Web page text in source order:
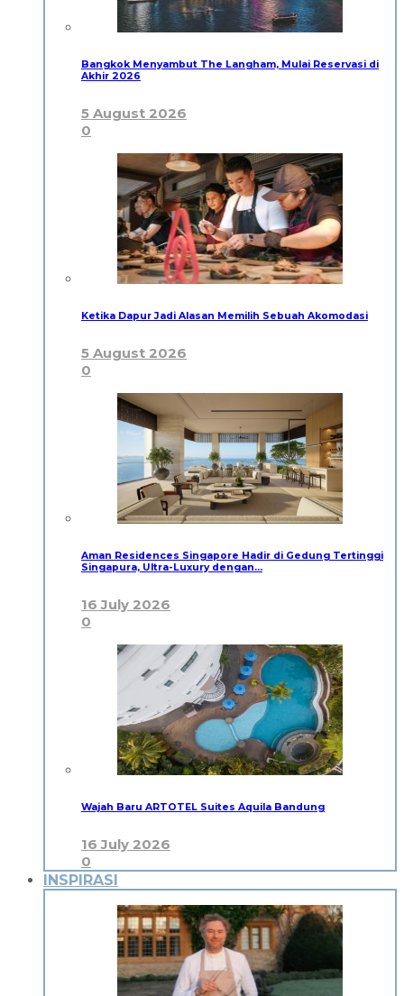
Bangkok Menyambut The Langham, Mulai Reservasi di
Akhir 2026
5 August 2026
0
Ketika Dapur Jadi Alasan Memilih Sebuah Akomodasi
5 August 2026
0
Aman Residences Singapore Hadir di Gedung Tertinggi
Singapura, Ultra-Luxury dengan…
16 July 2026
0
Wajah Baru ARTOTEL Suites Aquila Bandung
16 July 2026
0
INSPIRASI